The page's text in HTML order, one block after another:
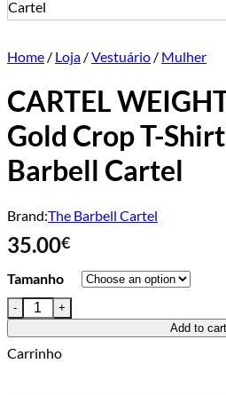
Home / Loja /Vestuário / Mulher
CARTEL
Gold Crop T-
Barbell Cartel
Brand:The Barbell Cartel
35.00€
Tamanho
CARTEL WEIGHTLIFTING Gold
Add to cart
Carrinho